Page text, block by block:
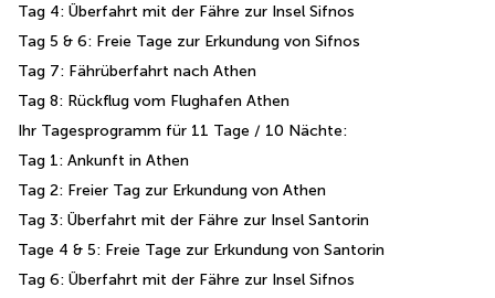
Tag 4: Überfahrt mit der Fähre zur Insel Sifnos
Tag 5 & 6: Freie Tage zur Erkundung von Sifnos
Tag 7: Fährüberfahrt nach Athen
Tag 8: Rückflug vom Flughafen Athen
Ihr Tagesprogramm für 11 Tage / 10 Nächte:
Tag 1: Ankunft in Athen
Tag 2: Freier Tag zur Erkundung von Athen
Tag 3: Überfahrt mit der Fähre zur Insel Santorin
Tage 4 & 5: Freie Tage zur Erkundung von Santorin
Tag 6: Überfahrt mit der Fähre zur Insel Sifnos